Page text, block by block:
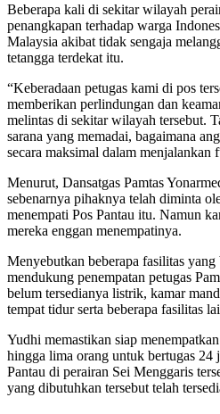
Beberapa kali di sekitar wilayah
penangkapan terhadap warga
Malaysia akibat tidak sengaja
tetangga terdekat itu.
“Keberadaan petugas kami di pos
memberikan perlindungan dan
melintas di sekitar wilayah tersebut.
sarana yang memadai, bagaimana
secara maksimal dalam menjalankan
Menurut, Dansatgas Pamtas
sebenarnya pihaknya telah diminta
menempati Pos Pantau itu. Namun
mereka enggan menempatinya.
Menyebutkan beberapa fasilitas yang
mendukung penempatan petugas
belum tersedianya listrik, kamar
tempat tidur serta beberapa fasilitas
Yudhi memastikan siap
hingga lima orang untuk bertugas 24
Pantau di perairan Sei Menggaris
yang dibutuhkan tersebut telah